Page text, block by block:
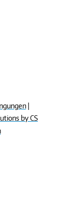
|
by CS